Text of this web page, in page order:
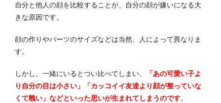
自分と他人の顔を比較することが、自分の顔が嫌いになる大
きな原因です。
顔の作りやパーツのサイズなどは当然、人によって異なりま
す。
しかし、一緒にいるとつい比べてしまい、
「あの可愛い子よ
り自分の目は小さい」「カッコイイ友達より顔が整っていな
くて醜い」などといった思いが生まれてしまうのです。